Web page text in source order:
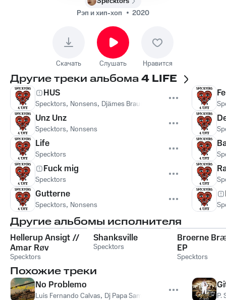
Рэп и хип-хоп
2020
Скачать Слушать Нравится
Другие треки альбома4 LIFE
HUS
Specktors, Nonsens, Djämes Braun
Unz Unz
Specktors, Nonsens
Life
Specktors
Fuck mig
Specktors
Gutterne
Specktors, Nonsens
Другие альбомы исполнителя
Hellerup Ansigt //
Amar Røv
Specktors
Shanksville
Specktors
Broerne
EP
Specktors
Похожие треки
No Problemo
Luis Fernando Calvas, Dj Papa Sam P.